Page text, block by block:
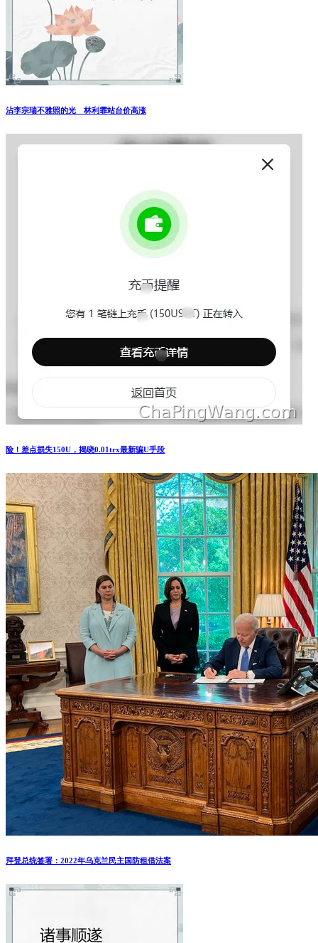
沾李宗瑞不雅照的光 林利霏站台价高涨
险！差点损失150U，揭晓0.01trx最新骗U手段
拜登总统签署：2022年乌克兰民主国防租借法案